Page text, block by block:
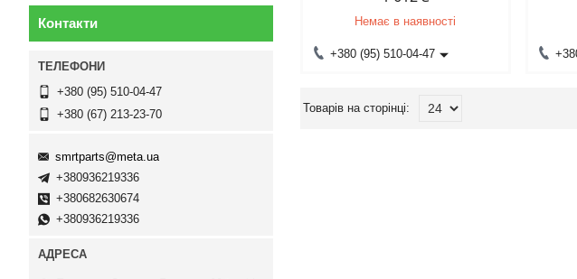
Немає в наявності
+380 (95) 510-04-47
Контакти
+380 (95) 510-04-47
+380 (67) 213-23-70
smrtparts@meta.ua
+380936219336
+380682630674
+380936219336